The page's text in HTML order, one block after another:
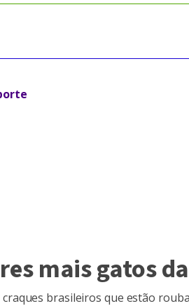
mais gatos
craques brasileiros que estão